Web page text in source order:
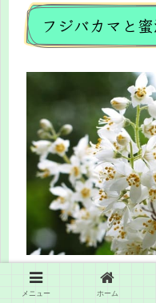
フジバカマと
アサギマダラが長距
メニュー ホーム